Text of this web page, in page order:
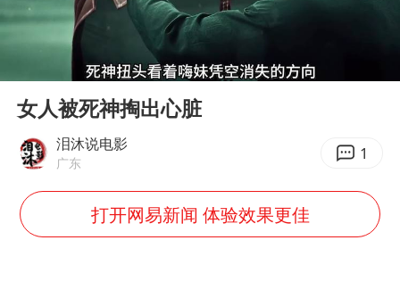
泰国：高度重视中国游客旅游体验
上海大部迎大暴雨
Play
女人被死神掏出心脏
泪沐说电影
广东 1
打开网易新闻 体验效果更佳